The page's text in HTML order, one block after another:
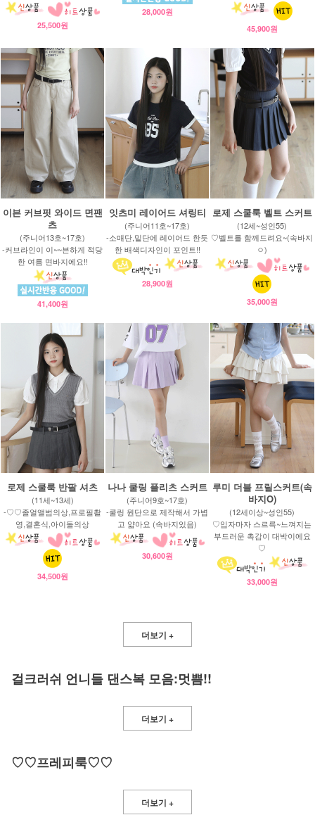
25,500원
28,000원
45,900원
이븐 커브핏 와이드 면팬
츠
(주니어13호~17호)
-커브라인이 이~~븐하게 적당
한 여름 면바지에요!!
41,400원
잇츠미 레이어드 셔링티
(주니어11호~17호)
-소매단,밑단에 레이어드 한듯
한 배색디자인이 포인트!!
28,900원
로제 스쿨룩 벨트 스커트
(12세~성인55)
♡벨트를 함께드려요~(속바지
ㅇ)
35,000원
로제 스쿨룩 반팔 셔츠
(11세~13세)
-♡♡졸얼앨범의상,프로필촬
영,결혼식,아이돌의상
34,500원
나나 쿨링 플리츠 스커트
(주니어9호~17호)
-쿨링 원단으로 제작해서 가볍
고 얇아요 (속바지있음)
30,600원
루미 더블 프릴스커트(속
바지O)
(12세이상~성인55)
♡입자마자 스르륵~느껴지는
부드러운 촉감이 대박이에요
♡
33,000원
더보기 +
걸크러쉬 언니들 댄스복 모음:멋쁨!!
더보기 +
♡♡프레피룩♡♡
더보기 +